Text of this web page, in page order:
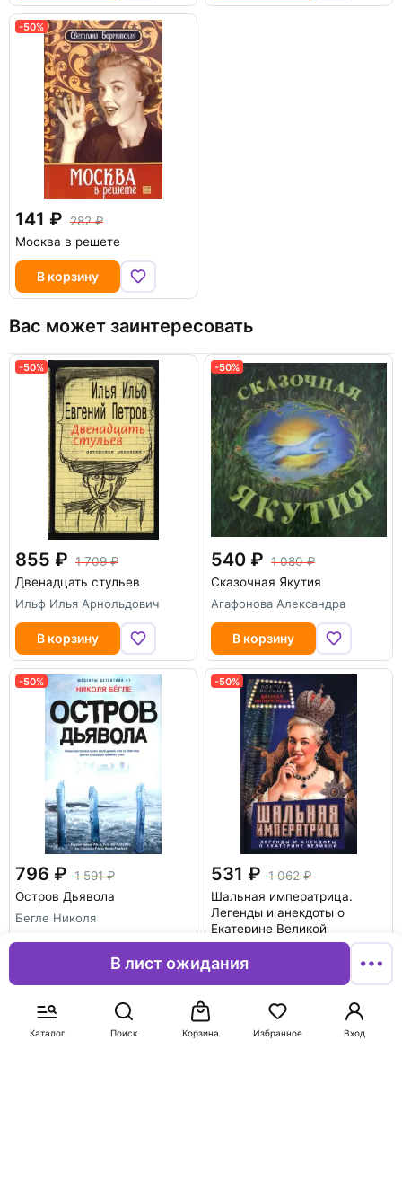
Каталог Поиск Вход
Избранное
Корзина
В лист ожидания
-50%
141
282
Москва в решете
В корзину
Вас может заинтересовать
-50%
855
1 709
Двенадцать стульев
Ильф Илья Арнольдович
В корзину
-50%
540
1 080
Сказочная Якутия
Агафонова Александра
В корзину
-50%
796
1 591
Остров Дьявола
Бегле Николя
В корзину
-50%
531
1 062
Шальная императрица.
Легенды и анекдоты о
Екатерине Великой
В корзину
-50%